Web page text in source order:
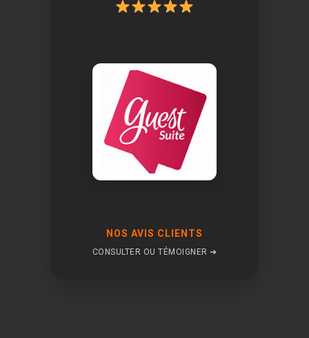
NOS AVIS CLIENTS
CONSULTER OU TÉMOIGNER ➔